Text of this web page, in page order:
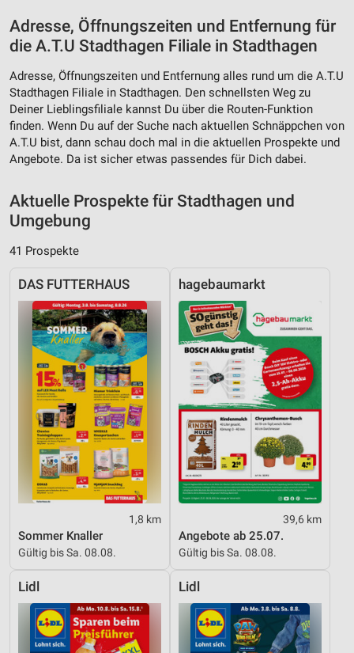
Adresse, Öffnungszeiten und Entfernung für
die A.T.U Stadthagen Filiale in Stadthagen
Adresse, Öffnungszeiten und Entfernung alles rund um die A.T.U
Stadthagen Filiale in Stadthagen. Den schnellsten Weg zu
Deiner Lieblingsfiliale kannst Du über die Routen-Funktion
finden. Wenn Du auf der Suche nach aktuellen Schnäppchen von
A.T.U bist, dann schau doch mal in die aktuellen Prospekte und
Angebote. Da ist sicher etwas passendes für Dich dabei.
Aktuelle Prospekte für Stadthagen und
Umgebung
41 Prospekte
DAS FUTTERHAUS
1,8 km
Sommer Knaller
Gültig bis Sa. 08.08.
hagebaumarkt
39,6 km
Angebote ab 25.07.
Gültig bis Sa. 08.08.
Lidl Lidl